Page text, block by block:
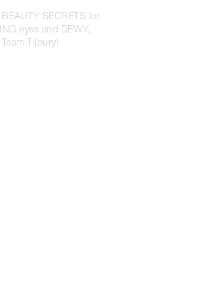
SECRETS for
eyes and DEWY,
Tilbury!